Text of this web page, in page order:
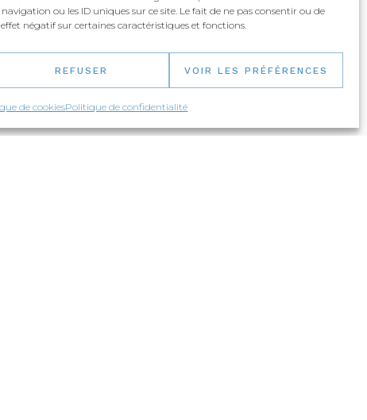
ou les ID uniques sur ce site. Le fait de ne pas consentir ou de
négatif sur certaines caractéristiques et fonctions.
REFUSER VOIR LES PRÉFÉRENCES
de cookiesPolitique de confidentialité